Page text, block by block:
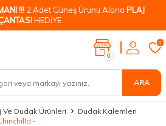
!!! 2 Adet Güneş Ürünü Alana PLAJ
HEDİYE
ARA
0
0
Ve Dudak Ürünleri
Dudak Kalemleri
-